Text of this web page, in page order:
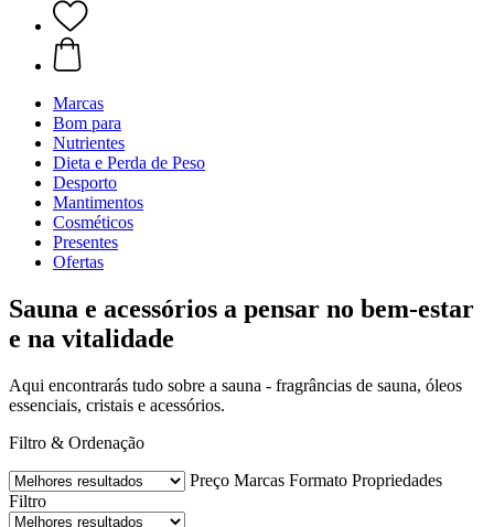
Marcas
Bom para
Nutrientes
Dieta e Perda de Peso
Desporto
Mantimentos
Cosméticos
Presentes
Ofertas
Sauna e acessórios a pensar no bem-estar
e na vitalidade
Aqui encontrarás tudo sobre a sauna - fragrâncias de sauna, óleos
essenciais, cristais e acessórios.
Filtro & Ordenação
Preço Marcas Formato Propriedades
Filtro